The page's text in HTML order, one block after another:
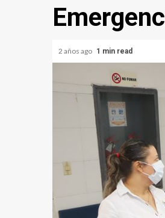
2 años ago 1 min read